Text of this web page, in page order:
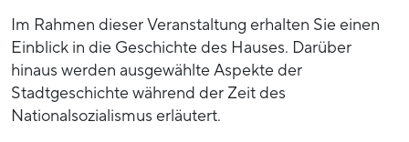
Im Rahmen dieser Veranstaltung erhalten Sie einen
Einblick in die Geschichte des Hauses. Darüber
hinaus werden ausgewählte Aspekte der
Stadtgeschichte während der Zeit des
Nationalsozialismus erläutert.